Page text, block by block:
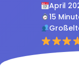
April
15